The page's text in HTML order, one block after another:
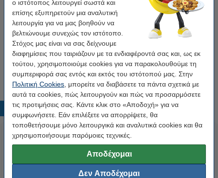
ο ιστότοπος λειτουργεί σωστά και
επίσης εξυπηρετούν μια αναλυτική
λειτουργία για να μας βοηθούν να
βελτιώνουμε συνεχώς τον ιστότοπο.
Στόχος μας είναι να σας δείχνουμε
διαφημίσεις που ταιριάζουν με τα ενδιαφέροντά σας και, ως εκ
τούτου, χρησιμοποιούμε cookies για να παρακολουθούμε τη
συμπεριφορά σας εντός και εκτός του ιστότοπού μας. Στην
Πολιτική Cookies , μπορείτε να διαβάσετε τα πάντα σχετικά με
αυτά τα cookies, πώς λειτουργούν και πώς να προσαρμόσετε
τις προτιμήσεις σας. Κάντε κλικ στο «Αποδοχή» για να
συμφωνήσετε. Εάν επιλέξετε να απορρίψετε, θα
τοποθετήσουμε μόνο λειτουργικά και αναλυτικά cookies και θα
χρησιμοποιήσουμε παρόμοιες τεχνικές.
Αποδέχομαι
Δεν Αποδέχομαι
Βάλε στο καλάθι το 5-pack
Η έκδοση 123ink αντικαθιστά τη Ταινία Brother
TZe-335 8m x 12mm Black on White 5-pack
48,50 €
Tip
Προτίμησε το συμβατό προϊόν της 123ink αντί για το original!
Δημοφιλή προϊόντα